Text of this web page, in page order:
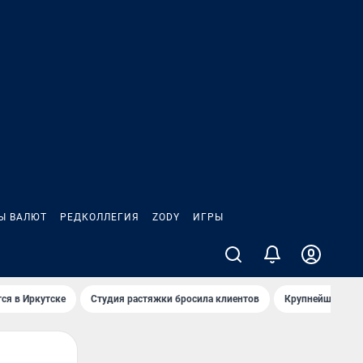
ВАЛЮТ РЕДКОЛЛЕГИЯ ZODY ИГРЫ
в Иркутске Студия растяжки бросила клиентов Крупнейшие